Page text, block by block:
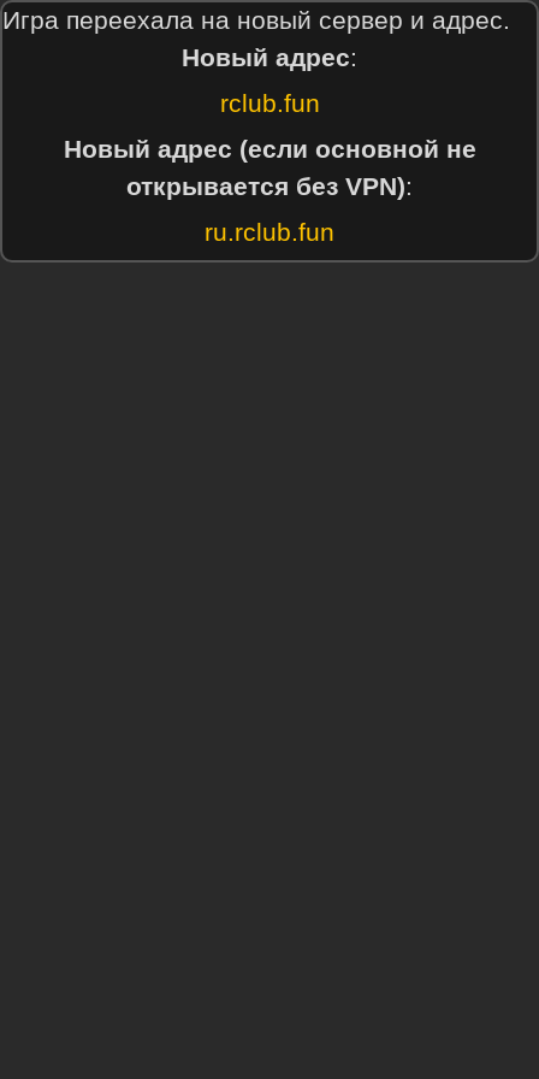
Игра переехала на новый сервер и адрес.
Новый адрес:
rclub.fun
Новый адрес (если основной не
открывается без VPN):
ru.rclub.fun